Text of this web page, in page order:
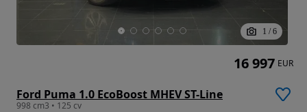
1 / 6
Ford Puma 1.0 EcoBoost MHEV ST-Line
998 cm3 • 125 cv
16 997 EUR